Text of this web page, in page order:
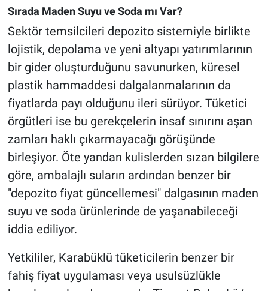
Sırada Maden Suyu ve Soda mı Var?
Sektör temsilcileri depozito sistemiyle birlikte
lojistik, depolama ve yeni altyapı yatırımlarının
bir gider oluşturduğunu savunurken, küresel
plastik hammaddesi dalgalanmalarının da
fiyatlarda payı olduğunu ileri sürüyor. Tüketici
örgütleri ise bu gerekçelerin insaf sınırını aşan
zamları haklı çıkarmayacağı görüşünde
birleşiyor. Öte yandan kulislerden sızan bilgilere
göre, ambalajlı suların ardından benzer bir
"depozito fiyat güncellemesi" dalgasının maden
suyu ve soda ürünlerinde de yaşanabileceği
iddia ediliyor.
Yetkililer, Karabüklü tüketicilerin benzer bir
fahiş fiyat uygulaması veya usulsüzlükle